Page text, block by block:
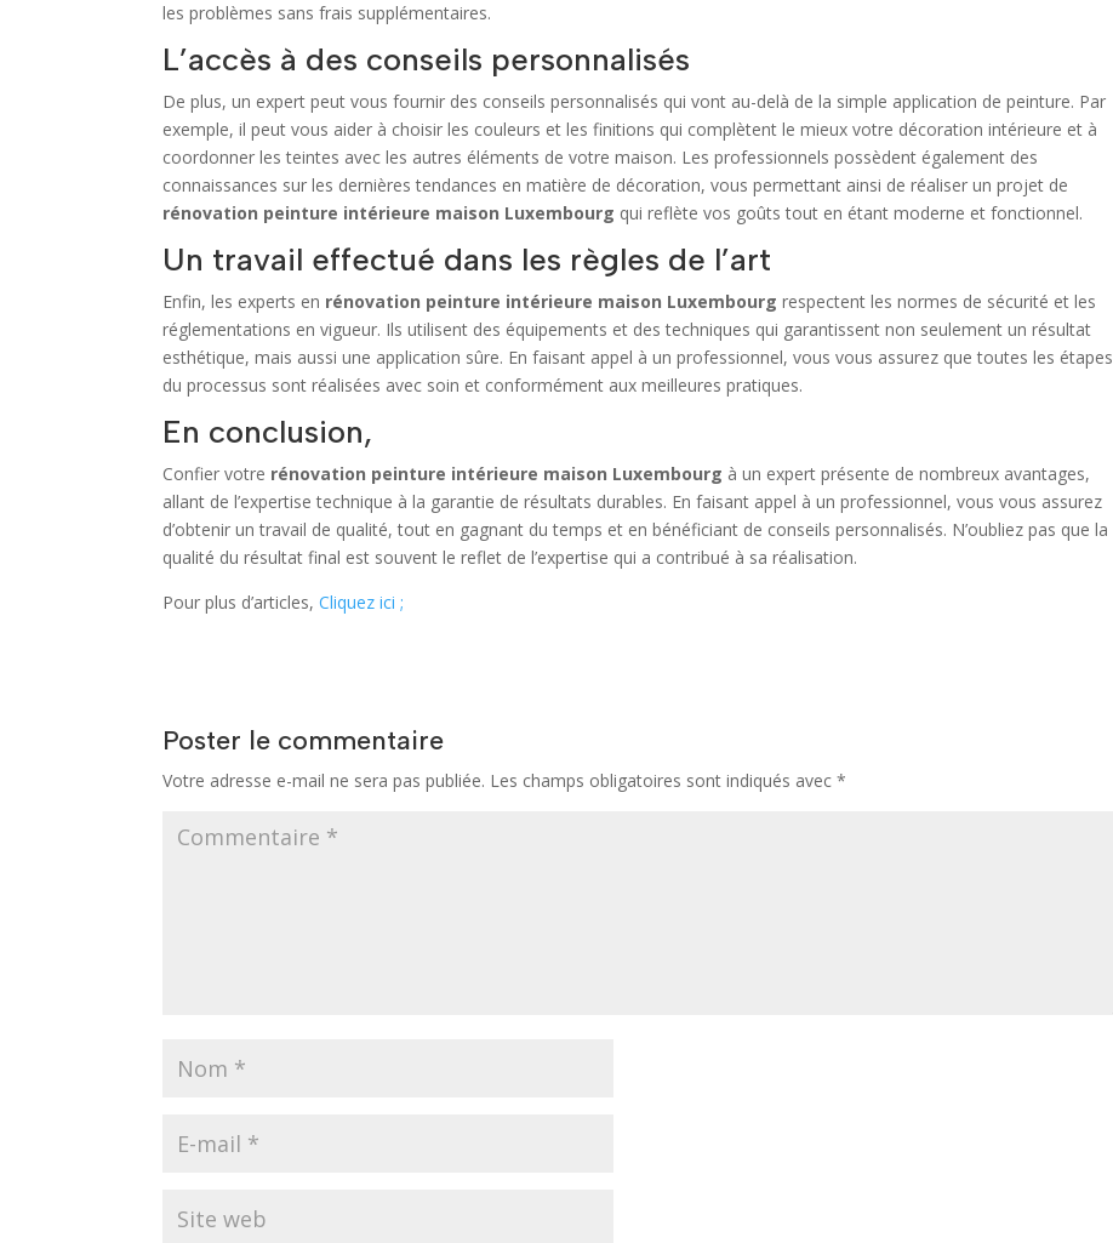
les problèmes sans frais supplémentaires.
L’accès à des conseils personnalisés
De plus, un expert peut vous fournir des conseils personnalisés qui vont au-delà de la simple application de peinture. Par
exemple, il peut vous aider à choisir les couleurs et les finitions qui complètent le mieux votre décoration intérieure et à
coordonner les teintes avec les autres éléments de votre maison. Les professionnels possèdent également des
connaissances sur les dernières tendances en matière de décoration, vous permettant ainsi de réaliser un projet de
rénovation peinture intérieure maison Luxembourg qui reflète vos goûts tout en étant moderne et fonctionnel.
Un travail effectué dans les règles de l’art
Enfin, les experts en rénovation peinture intérieure maison Luxembourg respectent les normes de sécurité et les
réglementations en vigueur. Ils utilisent des équipements et des techniques qui garantissent non seulement un résultat
esthétique, mais aussi une application sûre. En faisant appel à un professionnel, vous vous assurez que toutes les étapes
du processus sont réalisées avec soin et conformément aux meilleures pratiques.
En conclusion,
Confier votre rénovation peinture intérieure maison Luxembourg à un expert présente de nombreux avantages,
allant de l’expertise technique à la garantie de résultats durables. En faisant appel à un professionnel, vous vous assurez
d’obtenir un travail de qualité, tout en gagnant du temps et en bénéficiant de conseils personnalisés. N’oubliez pas que la
qualité du résultat final est souvent le reflet de l’expertise qui a contribué à sa réalisation.
Pour plus d’articles,Cliquez ici ;
Poster le commentaire
Votre adresse e-mail ne sera pas publiée. Les champs obligatoires sont indiqués avec*